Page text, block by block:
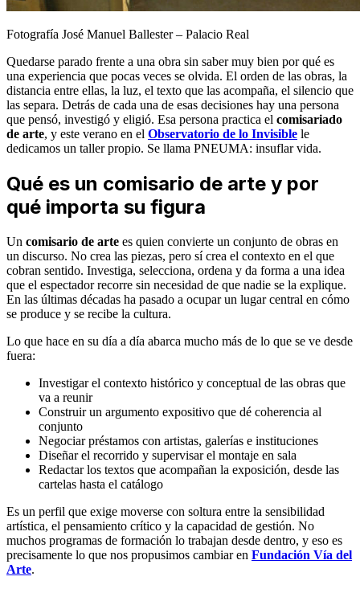
Fotografía José Manuel Ballester – Palacio Real
Quedarse parado frente a una obra sin saber muy bien por qué es
una experiencia que pocas veces se olvida. El orden de las obras, la
distancia entre ellas, la luz, el texto que las acompaña, el silencio que
las separa. Detrás de cada una de esas decisiones hay una persona
que pensó, investigó y eligió. Esa persona practica el comisariado
de arte, y este verano en el Observatorio de lo Invisible le
dedicamos un taller propio. Se llama PNEUMA: insuflar vida.
Qué es un comisario de arte y por
qué importa su figura
Un comisario de arte es quien convierte un conjunto de obras en
un discurso. No crea las piezas, pero sí crea el contexto en el que
cobran sentido. Investiga, selecciona, ordena y da forma a una idea
que el espectador recorre sin necesidad de que nadie se la explique.
En las últimas décadas ha pasado a ocupar un lugar central en cómo
se produce y se recibe la cultura.
Lo que hace en su día a día abarca mucho más de lo que se ve desde
fuera:
Investigar el contexto histórico y conceptual de las obras que
va a reunir
Construir un argumento expositivo que dé coherencia al
conjunto
Negociar préstamos con artistas, galerías e instituciones
Diseñar el recorrido y supervisar el montaje en sala
Redactar los textos que acompañan la exposición, desde las
cartelas hasta el catálogo
Es un perfil que exige moverse con soltura entre la sensibilidad
artística, el pensamiento crítico y la capacidad de gestión. No
muchos programas de formación lo trabajan desde dentro, y eso es
precisamente lo que nos propusimos cambiar en Fundación Vía del
Arte.